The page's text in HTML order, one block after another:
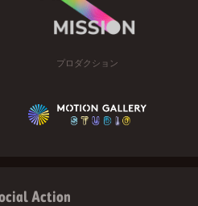
プロダクション
Action